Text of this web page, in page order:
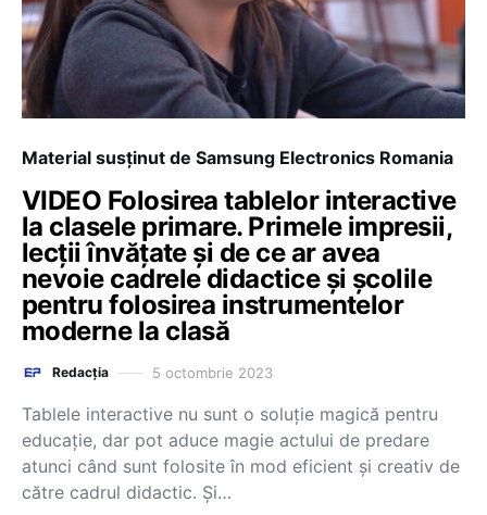
Material susținut de Samsung Electronics Romania
VIDEO Folosirea tablelor interactive
la clasele primare. Primele impresii,
lecții învățate și de ce ar avea
nevoie cadrele didactice și școlile
pentru folosirea instrumentelor
moderne la clasă
Redacția 5 octombrie 2023
Tablele interactive nu sunt o soluție magică pentru
educație, dar pot aduce magie actului de predare
atunci când sunt folosite în mod eficient și creativ de
către cadrul didactic. Și…